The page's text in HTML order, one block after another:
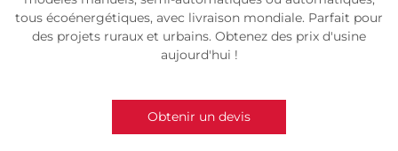
tous écoénergétiques, avec livraison mondiale. Parfait pour
des projets ruraux et urbains. Obtenez des prix d'usine
aujourd'hui !
Obtenir un devis